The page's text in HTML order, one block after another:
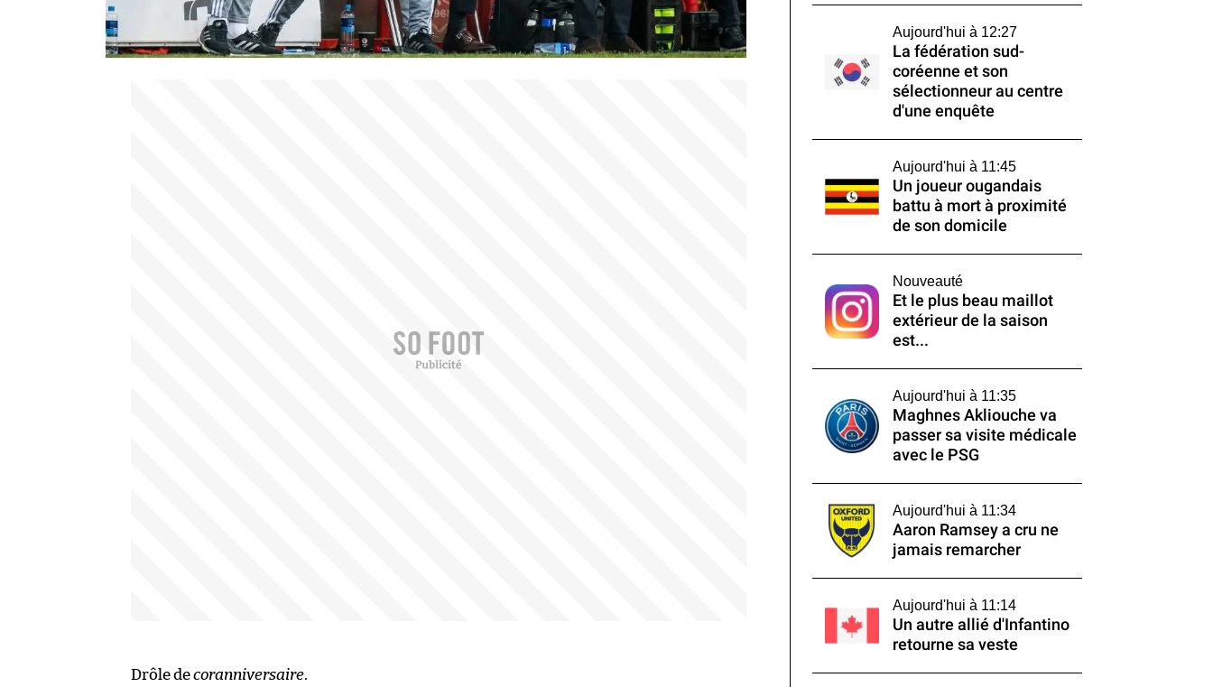
Drôle decoranniversaire.
Aujourd'hui à 12:27
La fédération sud-
coréenne et son
sélectionneur au centre
d'une enquête
Aujourd'hui à 11:45
Un joueur ougandais
battu à mort à proximité
de son domicile
Nouveauté
Et le plus beau maillot
extérieur de la saison
est...
Aujourd'hui à 11:35
Maghnes Akliouche va
passer sa visite médicale
avec le PSG
Aujourd'hui à 11:34
Aaron Ramsey a cru ne
jamais remarcher
Aujourd'hui à 11:14
Un autre allié d'Infantino
retourne sa veste